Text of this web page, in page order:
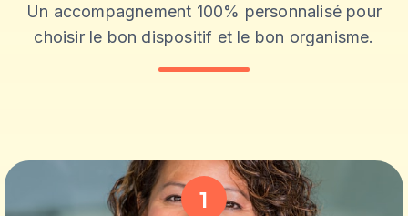
Un accompagnement 100% personnalisé pour
choisir le bon dispositif et le bon organisme.
1